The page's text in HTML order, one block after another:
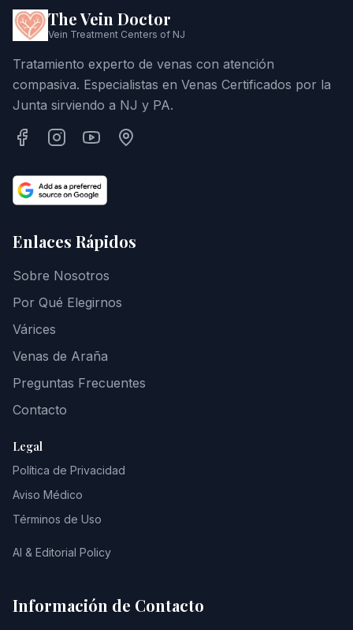
The Vein Doctor
Vein Treatment Centers of NJ
Tratamiento experto de venas con atención
compasiva. Especialistas en Venas Certificados por la
Junta sirviendo a NJ y PA.
Enlaces Rápidos
Sobre Nosotros
Por Qué Elegirnos
Várices
Venas de Araña
Preguntas Frecuentes
Contacto
Legal
Política de Privacidad
Aviso Médico
Términos de Uso
AI & Editorial Policy
Información de Contacto